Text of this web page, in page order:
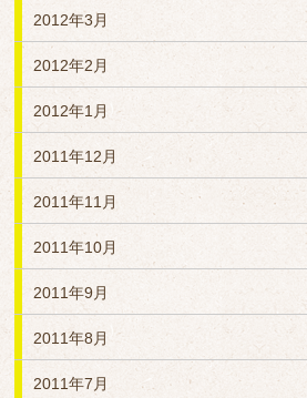
2012年3月
2012年2月
2012年1月
2011年12月
2011年11月
2011年10月
2011年9月
2011年8月
2011年7月